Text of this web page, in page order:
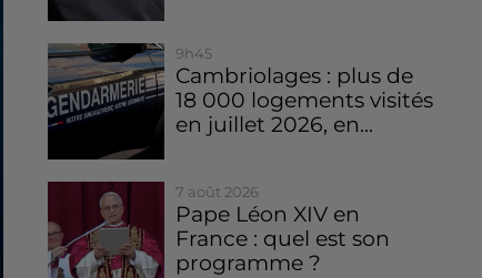
9h45
Cambriolages : plus de
18 000 logements visités
en juillet 2026, en...
7 août 2026
Pape Léon XIV en
France : quel est son
programme ?